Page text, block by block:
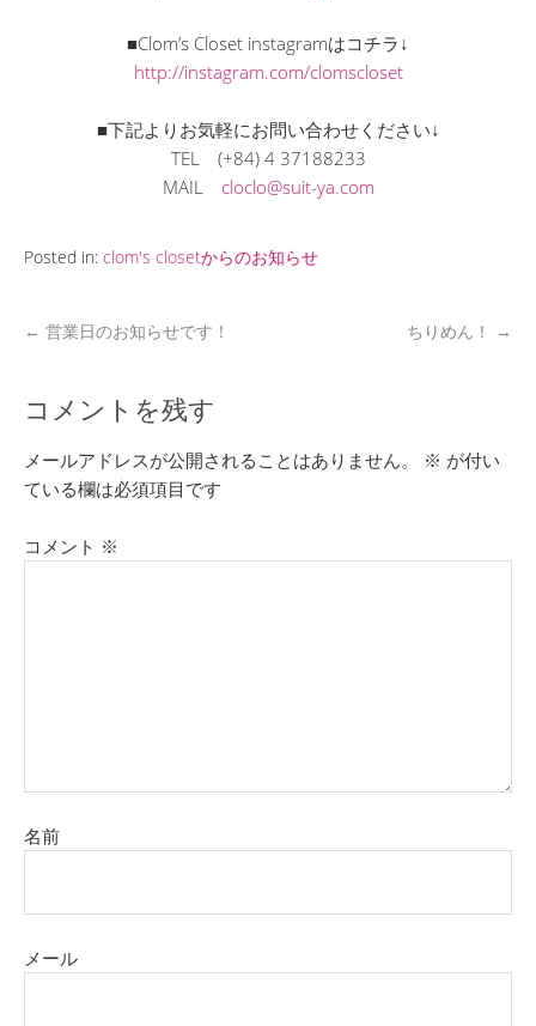
■Clom’s Closet instagramはコチラ↓
http://instagram.com/clomscloset
■下記よりお気軽にお問い合わせください↓
TEL (+84) 4 37188233
MAIL cloclo@suit-ya.com
Posted in: clom's closetからのお知らせ
← 営業日のお知らせです！ ちりめん！ →
コメントを残す
メールアドレスが公開されることはありません。 ※ が付い
ている欄は必須項目です
コメント ※
名前
メール